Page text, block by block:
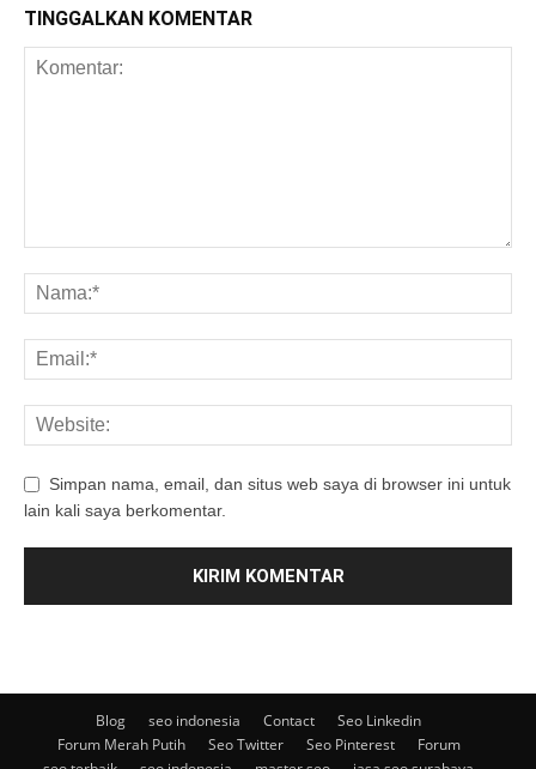
TINGGALKAN KOMENTAR
Simpan nama, email, dan situs web saya di browser ini untuk
lain kali saya berkomentar.
Blog seo indonesia Contact
Seo Linkedin
Forum Merah Putih
Seo Twitter Seo Pinterest
Forum